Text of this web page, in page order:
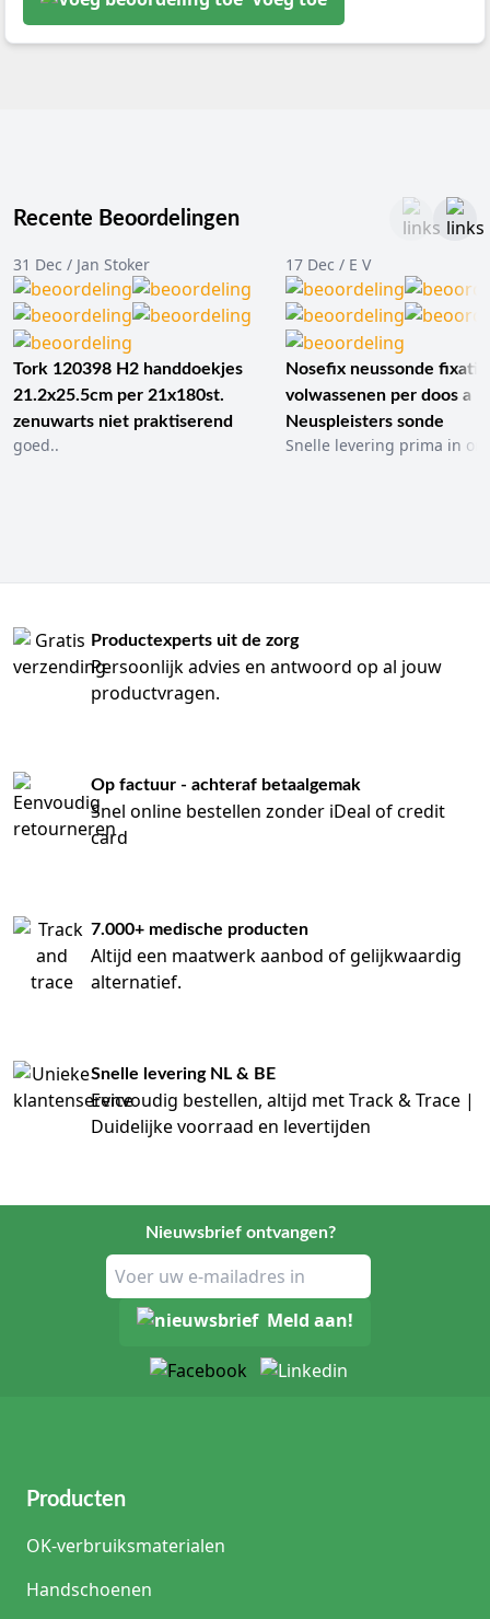
Recente Beoordelingen
31 Dec / Jan Stoker
Tork 120398 H2 handdoekjes
21.2x25.5cm per 21x180st.
zenuwarts niet praktiserend
goed..
17 Dec / E V
Nosefix neussonde
volwassenen per doos a
Neuspleisters sonde
Snelle levering prima in
Productexperts uit de zorg
Persoonlijk advies en antwoord op al jouw
productvragen.
Op factuur - achteraf betaalgemak
Snel online bestellen zonder iDeal of credit
card
7.000+ medische producten
Altijd een maatwerk aanbod of gelijkwaardig
alternatief.
Snelle levering NL & BE
Eenvoudig bestellen, altijd met Track & Trace |
Duidelijke voorraad en levertijden
Nieuwsbrief ontvangen?
Meld aan!
Producten
OK-verbruiksmaterialen
Handschoenen